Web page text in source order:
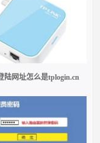
陆网址怎么是tplogin.cn